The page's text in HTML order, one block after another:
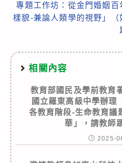
專題工作坊：從金門婚姻
樣貌-兼論人類學的視野」
相關內容
教育部國民及學前教育
國立羅東高級中學辦理
各教育階段-生命教育議
華」，請教師
2025-